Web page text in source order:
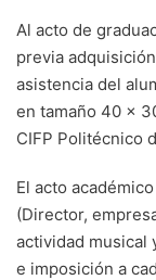
Al acto de
previa
asistencia del
en tamaño 40 x
CIFP Politécnico
El acto
(Director,
actividad musical
e imposición a